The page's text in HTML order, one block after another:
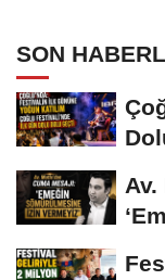
SON
Av.